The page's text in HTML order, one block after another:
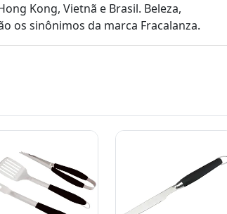
Kong, Vietnã e Brasil. Beleza,
os sinônimos da marca Fracalanza.